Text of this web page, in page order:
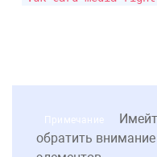
Примечание
обратить